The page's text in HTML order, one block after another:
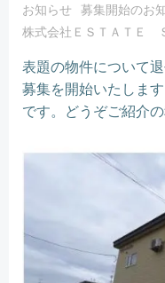
お知らせ 募集開始のお
株式会社ＥＳＴＡＴＥ
表題の物件について
募集を開始いたしま
です。どうぞご紹介